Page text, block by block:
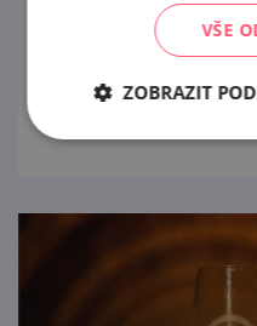
Valtic – Josepha
Ferdinanda Lucase
nejvýznamnější
VŠE
ZOBRAZIT